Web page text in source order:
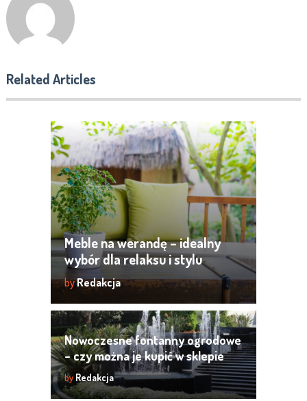
Related Articles
Meble na werandę – idealny
wybór dla relaksu i stylu
byRedakcja
Nowoczesne fontanny ogrodowe
– czy można je kupić w sklepie
internetowym?
by Redakcja